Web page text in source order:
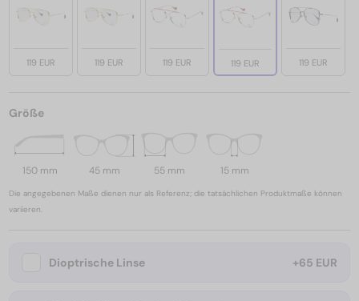
119 EUR 119 EUR 119 EUR 119 EUR 119 EUR
Größe
150 mm 45 mm 55 mm 15 mm
Die angegebenen Maße dienen nur als Referenz; die tatsächlichen Produktmaße können
variieren.
Dioptrische Linse +65 EUR